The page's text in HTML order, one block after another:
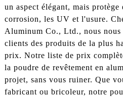
un aspect élégant, mais protège
corrosion, les UV et l'usure.
Aluminum Co., Ltd., nous nous
clients des produits de la plus
prix. Notre liste de prix
la poudre de revêtement en
projet, sans vous ruiner. Que
fabricant ou bricoleur, notre